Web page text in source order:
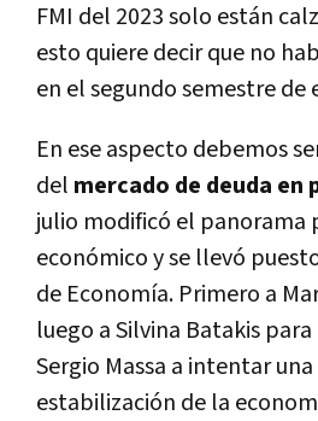
FMI del 2023 solo están
esto quiere decir que no
en el segundo semestre de
En ese aspecto debemos
del mercado de deuda en
julio modificó el panorama
económico y se llevó
de Economía. Primero a
luego a Silvina Batakis
Sergio Massa a intentar
estabilización de la